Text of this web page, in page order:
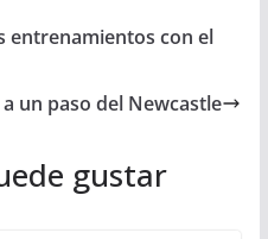
entrenamientos con el
un paso del Newcastle
gustar